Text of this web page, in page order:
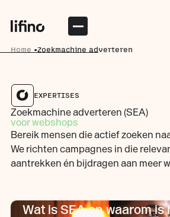
Home Zoekmachine adverteren
EXPERTISES
Zoekmachine adverteren (SEA)
voor webshops
Bereik mensen die actief zoeken
We richten campagnes in die
aantrekken én bijdragen aan meer
Wat is SEA en waarom